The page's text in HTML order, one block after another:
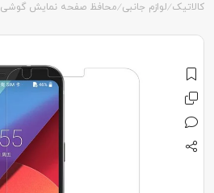
کالاتیک لوازم جانبی محافظ صفحه نمایش گوشی